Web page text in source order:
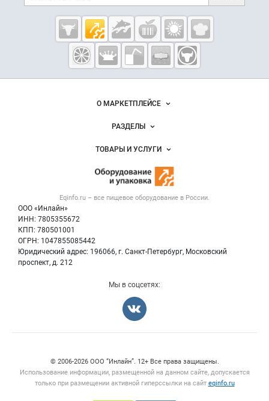
Cсылки на полезные проекты
Eqinfo.ru —
пищевое
оборудование
и упаковка
Важные разделы и контакты
Eqinfo.ru – все пищевое оборудование в России.
ООО «Инлайн»
ИНН: 7805355672
КПП: 780501001
ОГРН: 1047855085442
Юридический адрес: 196066, г. Санкт-Петербург, Московский
проспект, д. 212
Навигация по сайтуО МАРКЕТПЛЕЙСЕ
Новости Eqinfo.ru
Размещение рекламы
Публичная оферта
Контактная информация
Политика обработки персональных данных
РАЗДЕЛЫ
Объявления
Вакансии
ТОВАРЫ И УСЛУГИ
Оборудование для пищепрома
Тара и упаковка
Б/у оборудование
Мы в соцсетях:
© 2006‑2026 ООО “Инлайн”. 12+ Все права защищены.
Использование информации, размещенной на данном сайте, допускается
только при размещении активной гиперссылки на сайт eqinfo.ru